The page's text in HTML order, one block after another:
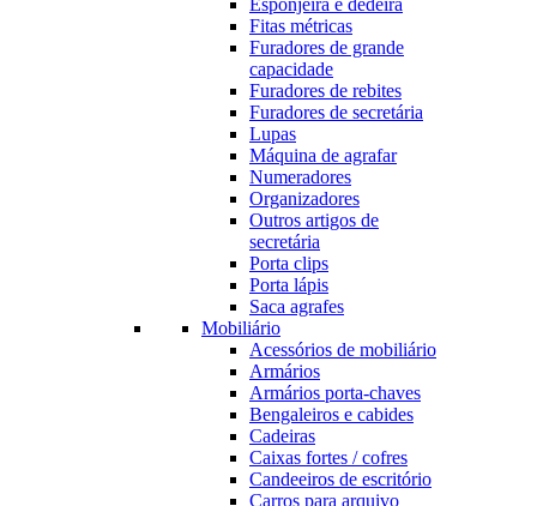
Esponjeira e dedeira
Fitas métricas
Furadores de grande
capacidade
Furadores de rebites
Furadores de secretária
Lupas
Máquina de agrafar
Numeradores
Organizadores
Outros artigos de
secretária
Porta clips
Porta lápis
Saca agrafes
Mobiliário
Acessórios de mobiliário
Armários
Armários porta-chaves
Bengaleiros e cabides
Cadeiras
Caixas fortes / cofres
Candeeiros de escritório
Carros para arquivo